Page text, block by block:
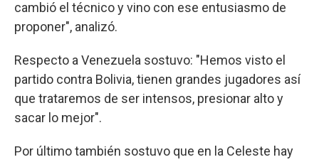
cambió el técnico y vino con ese entusiasmo de
proponer", analizó.
Respecto a Venezuela sostuvo: "Hemos visto el
partido contra Bolivia, tienen grandes jugadores así
que trataremos de ser intensos, presionar alto y
sacar lo mejor".
Por último también sostuvo que en la Celeste hay